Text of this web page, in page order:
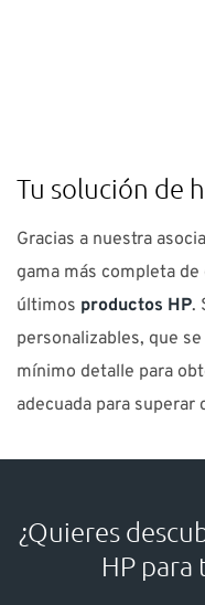
Tu solución de
Gracias a nuestra
gama más completa
últimos productos HP.
personalizables, que
mínimo detalle para
adecuada para superar
¿Quieres
HP para